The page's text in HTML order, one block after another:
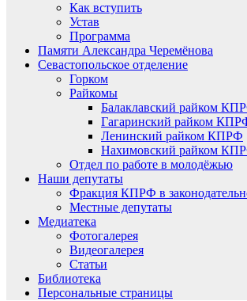
Как вступить
Устав
Программа
Памяти Александра Черемёнова
Севастопольское отделение
Горком
Райкомы
Балаклавский райком
Гагаринский райком
Ленинский райком КПРФ
Нахимовский райком
Отдел по работе в молодёжью
Наши депутаты
Фракция КПРФ в
Местные депутаты
Медиатека
Фотогалерея
Видеогалерея
Статьи
Библиотека
Персональные страницы